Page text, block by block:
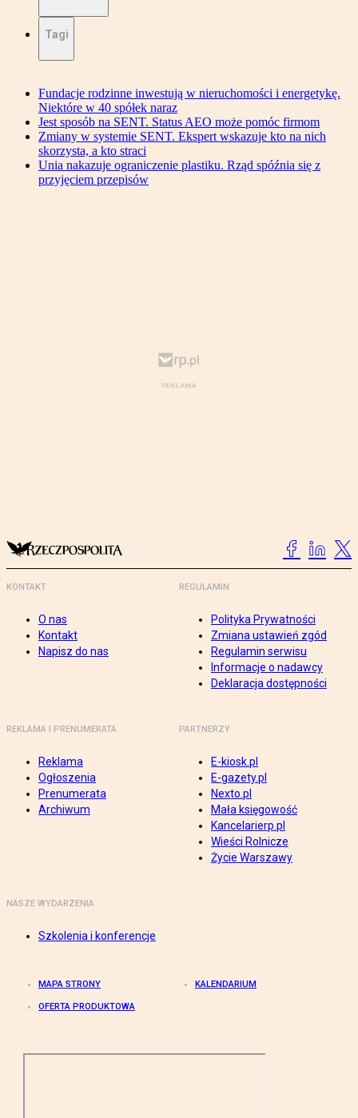
Tagi
Fundacje rodzinne inwestują w nieruchomości i energetykę.
Niektóre w 40 spółek naraz
Jest sposób na SENT. Status AEO może pomóc firmom
Zmiany w systemie SENT. Ekspert wskazuje kto na nich
skorzysta, a kto straci
Unia nakazuje ograniczenie plastiku. Rząd spóźnia się z
przyjęciem przepisów
KONTAKT
O nas
Kontakt
Napisz do nas
REGULAMIN
Polityka Prywatności
Zmiana ustawień zgód
Regulamin serwisu
Informacje o nadawcy
Deklaracja dostępności
REKLAMA I PRENUMERATA
Reklama
Ogłoszenia
Prenumerata
Archiwum
PARTNERZY
E-kiosk.pl
E-gazety.pl
Nexto.pl
Mała księgowość
Kancelarierp.pl
Wieści Rolnicze
Życie Warszawy
NASZE WYDARZENIA
Szkolenia i konferencje
MAPA STRONY KALENDARIUM
OFERTA PRODUKTOWA